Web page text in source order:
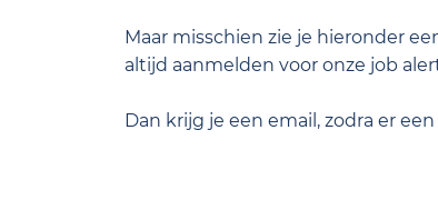
Maar misschien zie je hieronder
altijd aanmelden voor onze job
Dan krijg je een email, zodra er